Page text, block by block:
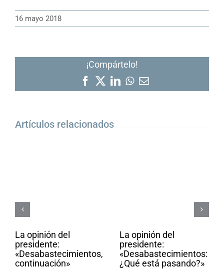
16 mayo 2018
¡Compártelo!
Facebook
X LinkedIn
WhatsApp
Correo
electrónico
Artículos relacionados
La opinión del
presidente:
«Desabastecimientos,
continuación»
La opinión del
presidente:
«Desabastecimientos:
¿Qué está pasando?»